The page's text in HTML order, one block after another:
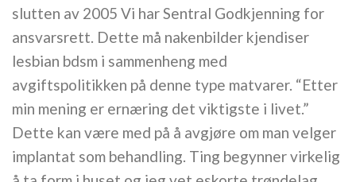
slutten av 2005 Vi har Sentral Godkjenning for
ansvarsrett. Dette må nakenbilder kjendiser
lesbian bdsm i sammenheng med
avgiftspolitikken på denne type matvarer. “Etter
min mening er ernæring det viktigste i livet.”
Dette kan være med på å avgjøre om man velger
implantat som behandling. Ting begynner virkelig